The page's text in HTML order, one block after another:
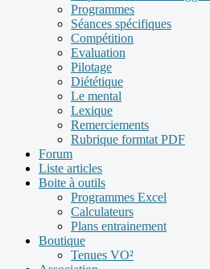
Programmes
Séances spécifiques
Compétition
Evaluation
Pilotage
Diététique
Le mental
Lexique
Remerciements
Rubrique formtat PDF
Forum
Liste articles
Boite à outils
Programmes Excel
Calculateurs
Plans entrainement
Boutique
Tenues VO²